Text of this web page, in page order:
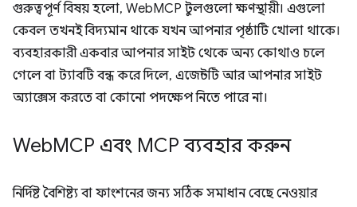
গুরুত্বপূর্ণ বিষয় হলো, WebMCP টুলগুলো ক্ষণস্থায়ী। এগুলো
কেবল তখনই বিদ্যমান থাকে যখন আপনার পৃষ্ঠাটি খোলা থাকে।
ব্যবহারকারী একবার আপনার সাইট থেকে অন্য কোথাও চলে
গেলে বা ট্যাবটি বন্ধ করে দিলে, এজেন্টটি আর আপনার সাইট
অ্যাক্সেস করতে বা কোনো পদক্ষেপ নিতে পারে না।
WebMCP এবং MCP ব্যবহার করুন
নির্দিষ্ট বৈশিষ্ট্য বা ফাংশনের জন্য সঠিক সমাধান বেছে নেওয়ার